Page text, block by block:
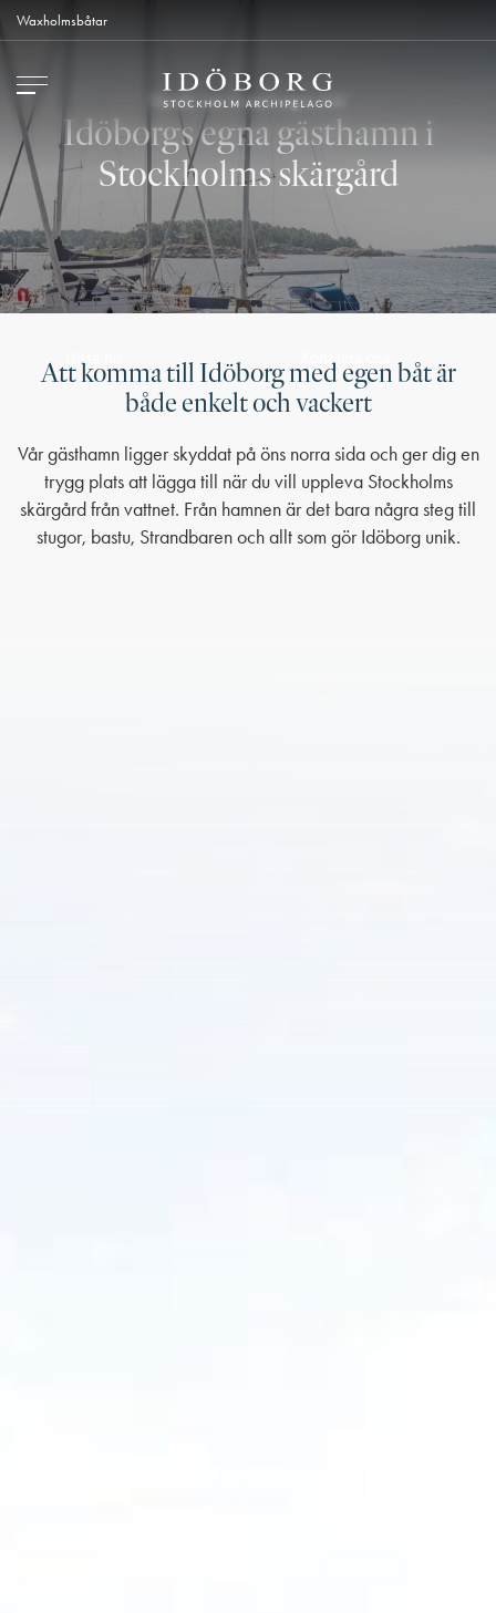
Waxholmsbåtar
Besök vår ö med egen båt
Idöborgs egna gästhamn i
Stockholms skärgård
Att komma till Idöborg med egen båt är
både enkelt och vackert
Vår gästhamn ligger skyddat på öns norra sida och ger dig en
trygg plats att lägga till när du vill uppleva Stockholms
skärgård från vattnet. Från hamnen är det bara några steg till
stugor, bastu, Strandbaren och allt som gör Idöborg unik.